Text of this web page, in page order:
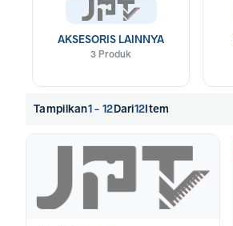
AKSESORIS LAINNYA
3 Produk
Tampilkan1 - 12Dari12Item